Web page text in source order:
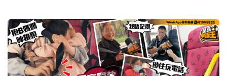
03:14
星島申訴王 | 放蛇租貓直擊 $800租貓變免費送 年輕
女店主揭被騙900萬心酸內情
放蛇直擊 2026-01-21 08:00 HKT